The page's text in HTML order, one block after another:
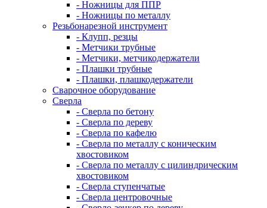
- Ножницы для ППР
- Ножницы по металлу
Резьбонарезной инструмент
- Клупп, резцы
- Метчики трубные
- Метчики, метчикодержатели
- Плашки трубные
- Плашки, плашкодержатели
Сварочное оборудование
Сверла
- Сверла по бетону
- Сверла по дереву
- Сверла по кафелю
- Сверла по металлу с коническим
хвостовиком
- Сверла по металлу с цилиндрическим
хвостовиком
- Сверла ступенчатые
- Сверла центровочные